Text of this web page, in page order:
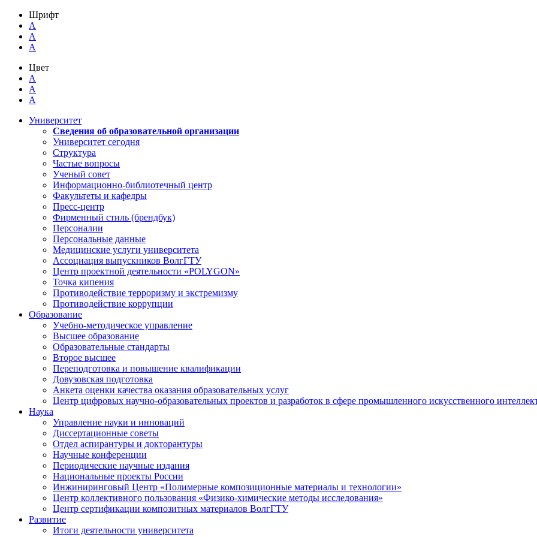
Шрифт
A
A
A
Цвет
A
A
A
Университет
Сведения об образовательной организации
Университет сегодня
Структура
Частые вопросы
Ученый совет
Информационно-библиотечный центр
Факультеты и кафедры
Пресс-центр
Фирменный стиль (брендбук)
Персоналии
Персональные данные
Медицинские услуги университета
Ассоциация выпускников ВолгГТУ
Центр проектной деятельности «POLYGON»
Точка кипения
Противодействие терроризму и экстремизму
Противодействие коррупции
Образование
Учебно-методическое управление
Высшее образование
Образовательные стандарты
Второе высшее
Переподготовка и повышение квалификации
Довузовская подготовка
Анкета оценки качества оказания образовательных услуг
Центр цифровых научно-образовательных проектов и разработок в сфере промышленного искусственного
Наука
Управление науки и инноваций
Диссертационные советы
Отдел аспирантуры и докторантуры
Научные конференции
Периодические научные издания
Национальные проекты России
Инжиниринговый Центр «Полимерные композиционные материалы и технологии»
Центр коллективного пользования «Физико-химические методы исследования»
Центр сертификации композитных материалов ВолгГТУ
Развитие
Итоги деятельности университета